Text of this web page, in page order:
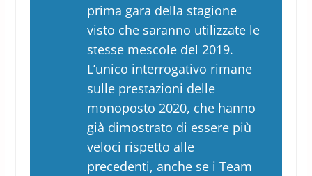
prima gara della stagione
visto che saranno utilizzate le
stesse mescole del 2019.
L’unico interrogativo rimane
sulle prestazioni delle
monoposto 2020, che hanno
già dimostrato di essere più
veloci rispetto alle
precedenti, anche se i Team